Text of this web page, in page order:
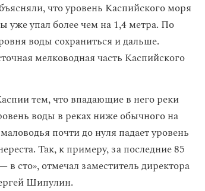
что уровень Каспийского моря
уже упал более чем на 1,4 метра. По
воды сохраниться и дальше.
мелководная часть Каспийского
тем, что впадающие в него реки
воды в реках ниже обычного на
почти до нуля падает уровень
Так, к примеру, за последние 85
сто», отмечал заместитель директора
Шипулин.